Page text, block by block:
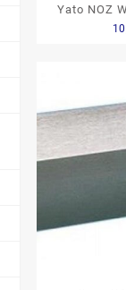
Yato NOZ